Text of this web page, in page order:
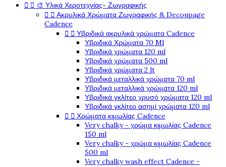
  🎨 Υλικά Χεροτεχνίας- Ζωγραφικής
  Ακρυλικά Χρώματα Ζωγραφικής & Decoupage
Cadence
  Υβριδικά ακρυλικά χρώματα Cadence
Υβριδικά Χρώματα 70 Ml
Υβριδικά χρώματα 120 ml
Υβριδικά χρώματα 500 ml
Υβριδικά χρώματα 2 lt
Υβριδικά μεταλλικά χρώματα 70 ml
Υβριδικά μεταλλικά χρώματα 120 ml
Υβριδικά γκλίτερ χρυσό χρώματα 120 ml
Υβριδικά γκλίτερ ασημί χρώματα 120 ml
  Χρώματα κιμωλίας Cadence
Very chalky - χρώμα κιμωλίας Cadence
150 ml
Very chalky - χρώμα κιμωλίας Cadence
500 ml
Very chalky wash effect Cadence -